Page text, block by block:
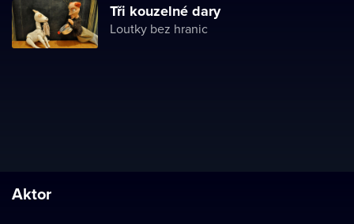
Tři kouzelné dary
Loutky bez hranic
Aktor